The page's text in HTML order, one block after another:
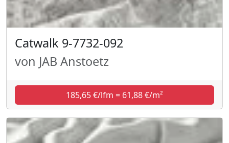
Catwalk 9-7732-092
von JAB Anstoetz
185,65 €/lfm = 61,88 €/m²